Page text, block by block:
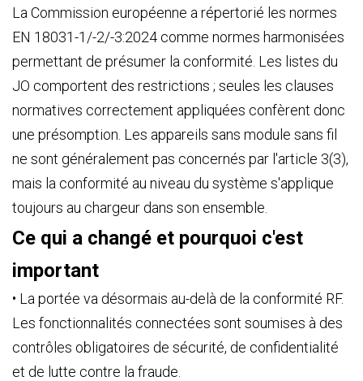
La Commission européenne a répertorié les normes
EN 18031-1/-2/-3:2024 comme normes harmonisées
permettant de présumer la conformité. Les listes du
JO comportent des restrictions ; seules les clauses
normatives correctement appliquées confèrent donc
une présomption. Les appareils sans module sans fil
ne sont généralement pas concernés par l'article 3(3),
mais la conformité au niveau du système s'applique
toujours au chargeur dans son ensemble.
Ce qui a changé et pourquoi c'est
important
• La portée va désormais au-delà de la conformité RF.
Les fonctionnalités connectées sont soumises à des
contrôles obligatoires de sécurité, de confidentialité
et de lutte contre la fraude.